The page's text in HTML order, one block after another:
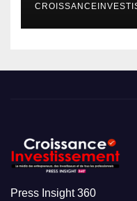
Press Insight 360